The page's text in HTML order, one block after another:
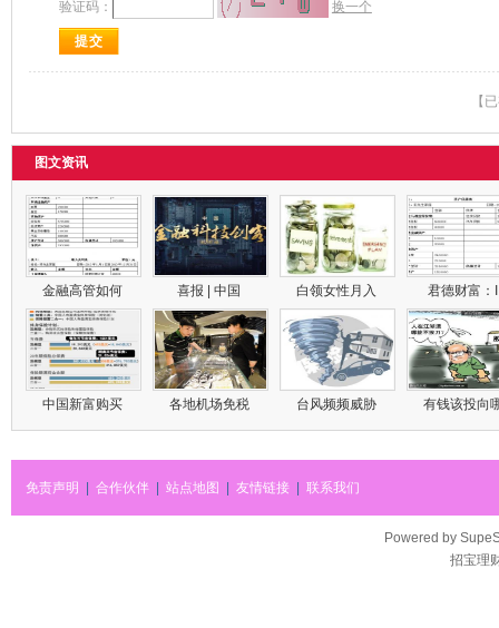
验证码： 换一个
【
图文资讯
金融高管如何 喜报 | 中国 白领女性月入 君德财富
中国新富购买 各地机场免税 台风频频威胁 有钱该投向
免责声明 合作伙伴 站点地图 友情链接 联系我们
Powered by
招宝理